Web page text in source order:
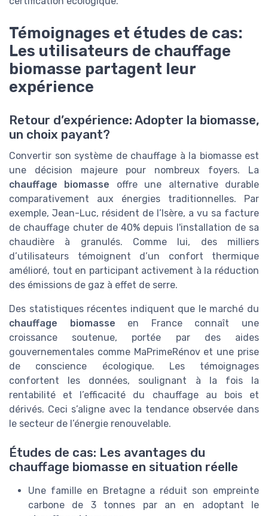
Témoignages et études de cas:
Les utilisateurs de chauffage
biomasse partagent leur
expérience
Retour d’expérience: Adopter la biomasse,
un choix payant?
Convertir son système de chauffage à la biomasse est
une décision majeure pour nombreux foyers. La
chauffage biomasse offre une alternative durable
comparativement aux énergies traditionnelles. Par
exemple, Jean-Luc, résident de l’Isère, a vu sa facture
de chauffage chuter de 40% depuis l'installation de sa
chaudière à granulés. Comme lui, des milliers
d’utilisateurs témoignent d’un confort thermique
amélioré, tout en participant activement à la réduction
des émissions de gaz à effet de serre.
Des statistiques récentes indiquent que le marché du
chauffage biomasse en France connaît une
croissance soutenue, portée par des aides
gouvernementales comme MaPrimeRénov et une prise
de conscience écologique. Les témoignages
confortent les données, soulignant à la fois la
rentabilité et l’efficacité du chauffage au bois et
dérivés. Ceci s’aligne avec la tendance observée dans
le secteur de l’énergie renouvelable.
Études de cas: Les avantages du
chauffage biomasse en situation réelle
Une famille en Bretagne a réduit son empreinte
carbone de 3 tonnes par an en adoptant le